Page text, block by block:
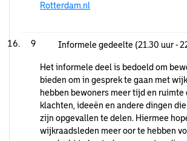
Rotterdam.nl
9 Informele gedeelte (21.30 uur -
Het informele deel is bedoeld om
bieden om in gesprek te gaan met
hebben bewoners meer tijd en ruimte
klachten, ideeën en andere dingen
zijn opgevallen te delen. Hiermee
wijkraadsleden meer oor te hebben